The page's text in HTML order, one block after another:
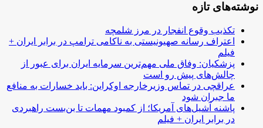
نوشته‌های تازه
تکذیب وقوع انفجار در مرز شلمچه
اعتراف رسانه صهیونیستی به ناکامی ترامپ در برابر ایران +
فیلم
پزشکیان: وفاق ملی مهم‌ترین سرمایه ایران برای عبور از
چالش‌های پیش رو است
عراقچی در تماس وزیرخارجه اوکراین: باید خسارات به منافع
ما جبران شود
پاشنه آشیل‌های آمریکا؛ از کمبود مهمات تا بن‌بست راهبردی
در برابر ایران + فیلم